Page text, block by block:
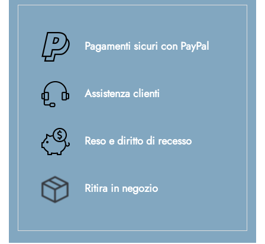
Pagamenti sicuri con PayPal
Assistenza clienti
Reso e diritto di recesso
Ritira in negozio